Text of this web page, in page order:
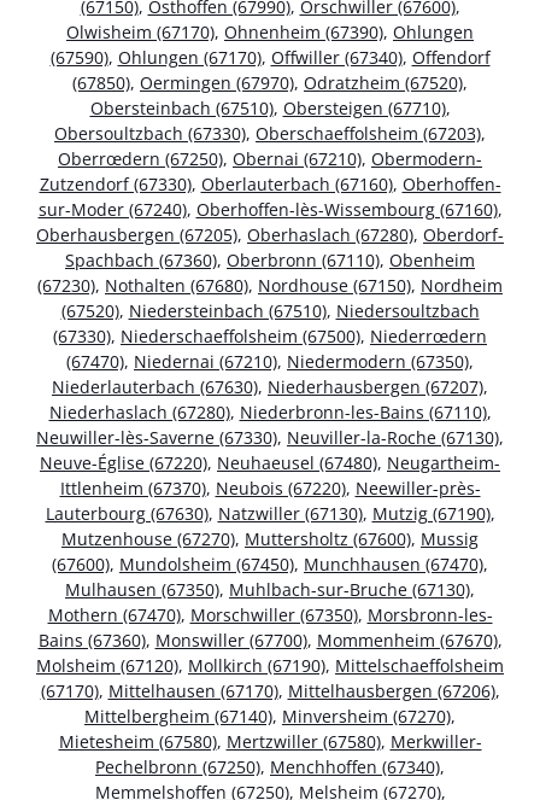
(67150), Osthoffen (67990), Orschwiller (67600),
Olwisheim (67170), Ohnenheim (67390), Ohlungen
(67590), Ohlungen (67170), Offwiller (67340), Offendorf
(67850), Oermingen (67970), Odratzheim (67520),
Obersteinbach (67510), Obersteigen (67710),
Obersoultzbach (67330), Oberschaeffolsheim (67203),
Oberrœdern (67250), Obernai (67210), Obermodern-
Zutzendorf (67330), Oberlauterbach (67160), Oberhoffen-
sur-Moder (67240), Oberhoffen-lès-Wissembourg (67160),
Oberhausbergen (67205), Oberhaslach (67280), Oberdorf-
Spachbach (67360), Oberbronn (67110), Obenheim
(67230), Nothalten (67680), Nordhouse (67150), Nordheim
(67520), Niedersteinbach (67510), Niedersoultzbach
(67330), Niederschaeffolsheim (67500), Niederrœdern
(67470), Niedernai (67210), Niedermodern (67350),
Niederlauterbach (67630), Niederhausbergen (67207),
Niederhaslach (67280), Niederbronn-les-Bains (67110),
Neuwiller-lès-Saverne (67330), Neuviller-la-Roche (67130),
Neuve-Église (67220), Neuhaeusel (67480), Neugartheim-
Ittlenheim (67370), Neubois (67220), Neewiller-près-
Lauterbourg (67630), Natzwiller (67130), Mutzig (67190),
Mutzenhouse (67270), Muttersholtz (67600), Mussig
(67600), Mundolsheim (67450), Munchhausen (67470),
Mulhausen (67350), Muhlbach-sur-Bruche (67130),
Mothern (67470), Morschwiller (67350), Morsbronn-les-
Bains (67360), Monswiller (67700), Mommenheim (67670),
Molsheim (67120), Mollkirch (67190), Mittelschaeffolsheim
(67170), Mittelhausen (67170), Mittelhausbergen (67206),
Mittelbergheim (67140), Minversheim (67270),
Mietesheim (67580), Mertzwiller (67580), Merkwiller-
Pechelbronn (67250), Menchhoffen (67340),
Memmelshoffen (67250), Melsheim (67270),